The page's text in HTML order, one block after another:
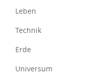
Leben
Technik
Erde
Universum